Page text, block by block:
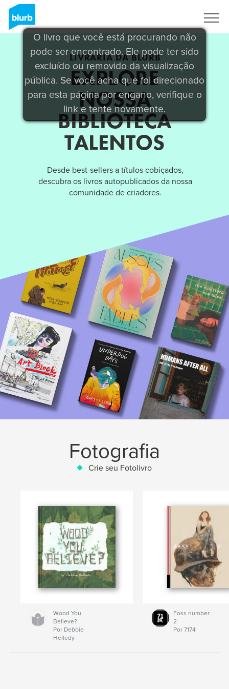
O livro que você está procurando não
pode ser encontrado. Ele pode ter sido
excluído ou removido da visualização
pública. Se você acha que foi direcionado
para esta página por engano, verifique o
link e tente novamente.
LIVRARIA DA BLURB
EXPLORE
NOSSA
BIBLIOTECA
TALENTOS
Desde best-sellers a títulos cobiçados,
descubra os livros autopublicados da nossa
comunidade de criadores.
Fotografia
Crie seu Fotolivro
Wood You
Believe?
Por Debbie
Helledy
Foss number
2
Por 7174